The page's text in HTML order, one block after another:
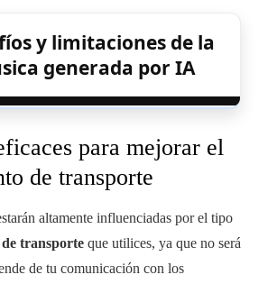
y limitaciones de la
generada por IA
para mejorar el
de transporte
altamente influenciadas por el tipo
transporte que utilices, ya que no será
de tu comunicación con los